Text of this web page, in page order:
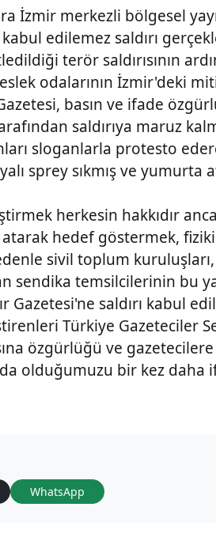
İzmir merkezli bölgesel
edilemez saldırı
terör saldırısının
odalarının İzmir'deki
basın ve ifade
saldırıya maruz
sloganlarla protesto
sprey sıkmış ve yumurta
herkesin hakkıdır
hedef göstermek, fiziki
sivil toplum
sendika temsilcilerinin bu
Gazetesi'ne saldırı kabul
Türkiye Gazeteciler
özgürlüğü ve
olduğumuzu bir kez
WhatsApp